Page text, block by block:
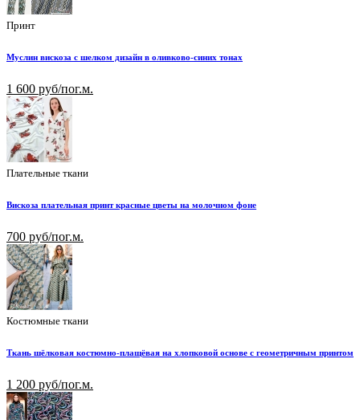
Принт
Муслин вискоза с шелком дизайн в оливково-синих тонах
1 600 руб/пог.м.
Плательные ткани
Вискоза плательная принт красные цветы на молочном фоне
700 руб/пог.м.
Костюмные ткани
Ткань шёлковая костюмно-плащёвая на хлопковой основе с геометричным принтом
1 200 руб/пог.м.